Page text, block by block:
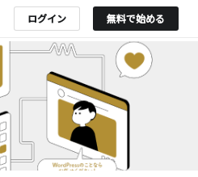
ログイン 無料で始める